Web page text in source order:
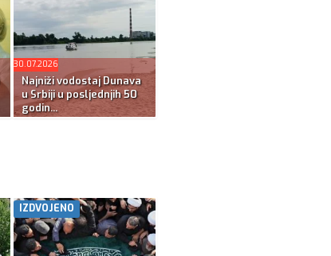
30.07.2026
Najniži vodostaj Dunava
u Srbiji u posljednjih 50
godin...
IZDVOJENO